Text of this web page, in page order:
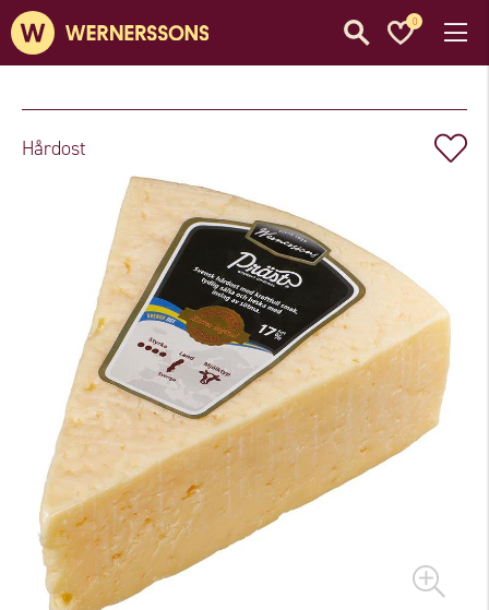
0
Hårdost